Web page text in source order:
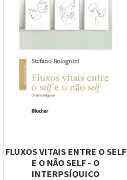
FLUXOS VITAIS ENTRE O SELF
E O NÃO SELF - O
INTERPSÍQUICO